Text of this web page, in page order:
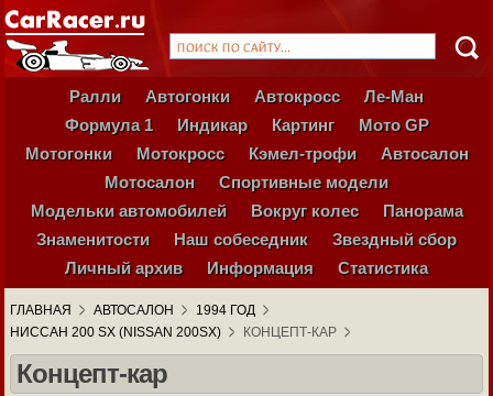
Ралли Автогонки Автокросс
Ле-Ман
Формула 1
Индикар Картинг
Мото GP
Мотогонки
Мотокросс Кэмел-трофи
Автосалон
Мотосалон
Спортивные модели
Модельки автомобилей
Вокруг колес
Панорама
Знаменитости
Наш собеседник
Звездный сбор
Личный архив
Информация Статистика
ГЛАВНАЯ АВТОСАЛОН
1994 ГОД
НИССАН 200 SX (NISSAN 200SX)
КОНЦЕПТ-КАР
Концепт-кар